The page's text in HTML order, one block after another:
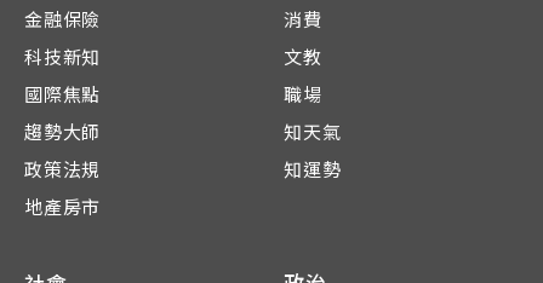
金融保險
科技新知
國際焦點
趨勢大師
政策法規
地產房市
消費
文教
職場
知天氣
知運勢